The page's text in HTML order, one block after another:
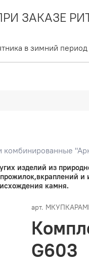
в зимний период
комбинированные
изделий из
и
камня.
арт.
G603